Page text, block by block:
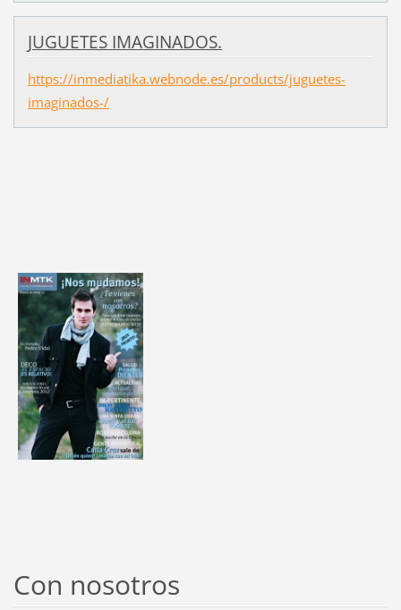
JUGUETES IMAGINADOS.
https://inmediatika.webnode.es/products/juguetes-
imaginados-/
Con nosotros